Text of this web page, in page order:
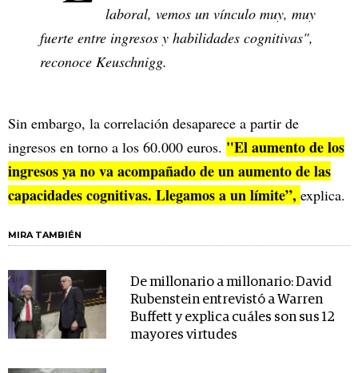
laboral, vemos un vínculo muy, muy
fuerte entre ingresos y habilidades cognitivas",
reconoce Keuschnigg.
Sin embargo, la correlación desaparece a partir de
ingresos en torno a los 60.000 euros. "El aumento de los
ingresos ya no va acompañado de un aumento de las
capacidades cognitivas. Llegamos a un límite”, explica.
MIRA TAMBIÉN
De millonario a millonario: David
Rubenstein entrevistó a Warren
Buffett y explica cuáles son sus 12
mayores virtudes